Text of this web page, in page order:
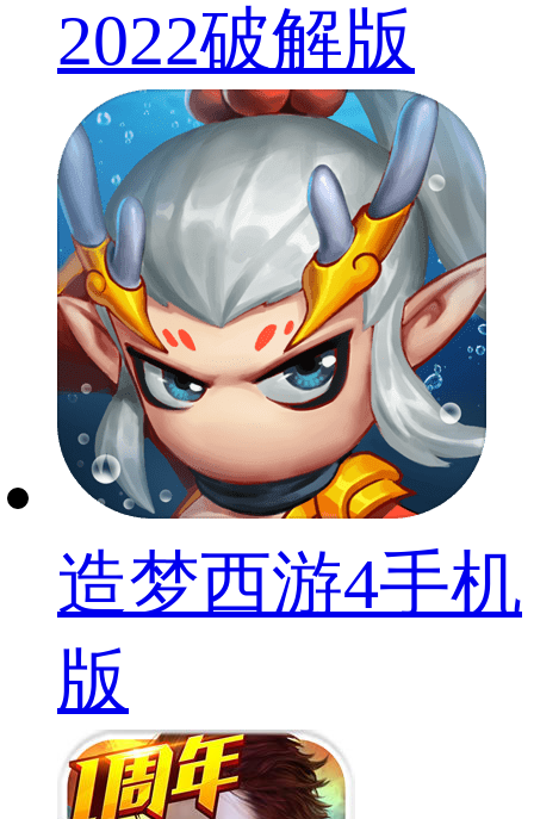
2022破解版
造梦西游4手机
版